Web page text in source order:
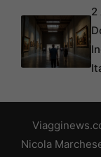
2
Nicola